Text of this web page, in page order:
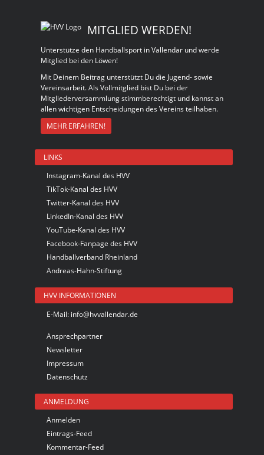
MITGLIED WERDEN!
Unterstütze den Handballsport in Vallendar und werde
Mitglied bei den Löwen!
Mit Deinem Beitrag unterstützt Du die Jugend- sowie
Vereinsarbeit. Als Vollmitglied bist Du bei der
Mitgliederversammlung stimmberechtigt und kannst an
allen wichtigen Entscheidungen des Vereins teilhaben.
MEHR ERFAHREN!
LINKS
Instagram-Kanal des HVV
TikTok-Kanal des HVV
Twitter-Kanal des HVV
LinkedIn-Kanal des HVV
YouTube-Kanal des HVV
Facebook-Fanpage des HVV
Handballverband Rheinland
Andreas-Hahn-Stiftung
HVV INFORMATIONEN
E-Mail: info@hvvallendar.de
Ansprechpartner
Newsletter
Impressum
Datenschutz
ANMELDUNG
Anmelden
Eintrags-Feed
Kommentar-Feed